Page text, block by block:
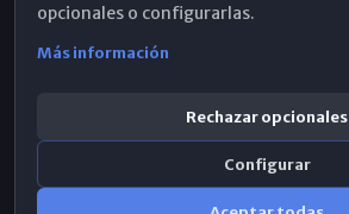
opcionales o configurarlas.
Más información
Rechazar opcionales
Configurar